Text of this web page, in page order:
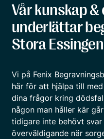
Vår kunskap
underlättar
Stora Essingen
Vi på Fenix
här för att hjälpa till
dina frågor kring
någon man håller kär
tidigare inte behövt svar
överväldigande när